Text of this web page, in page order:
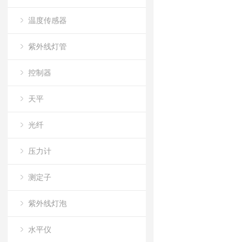
温度传感器
紫外线灯管
控制器
天平
光纤
压力计
测定子
紫外线灯泡
水平仪